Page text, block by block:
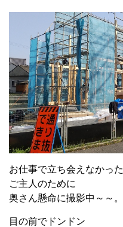
お仕事で立ち会えなかった
ご主人のために
奥さん懸命に撮影中～～。
目の前でドンドン